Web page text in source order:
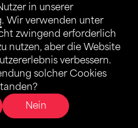
in unserer
. Wir verwenden unter
zwingend erforderlich
nutzen, aber die Website
verbessern.
solcher Cookies
Nein